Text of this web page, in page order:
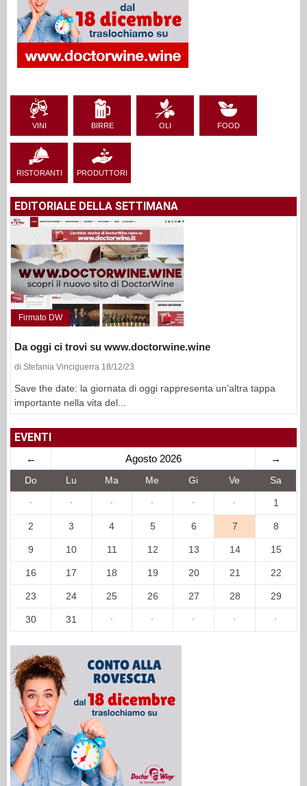
VINI BIRRE OLI FOOD
RISTORANTI PRODUTTORI
EDITORIALE DELLA SETTIMANA
Firmato DW
Da oggi ci trovi su www.doctorwine.wine
di Stefania Vinciguerra 18/12/23
Save the date: la giornata di oggi rappresenta un’altra tappa
importante nella vita del...
EVENTI
← Agosto 2026 →
Do Lu Ma Me Gi Ve Sa
· · · · · · 1
2 3 4 5 6 7 8
9 10 11 12 13 14 15
16 17 18 19 20 21 22
23 24 25 26 27 28 29
30 31 · · · · ·